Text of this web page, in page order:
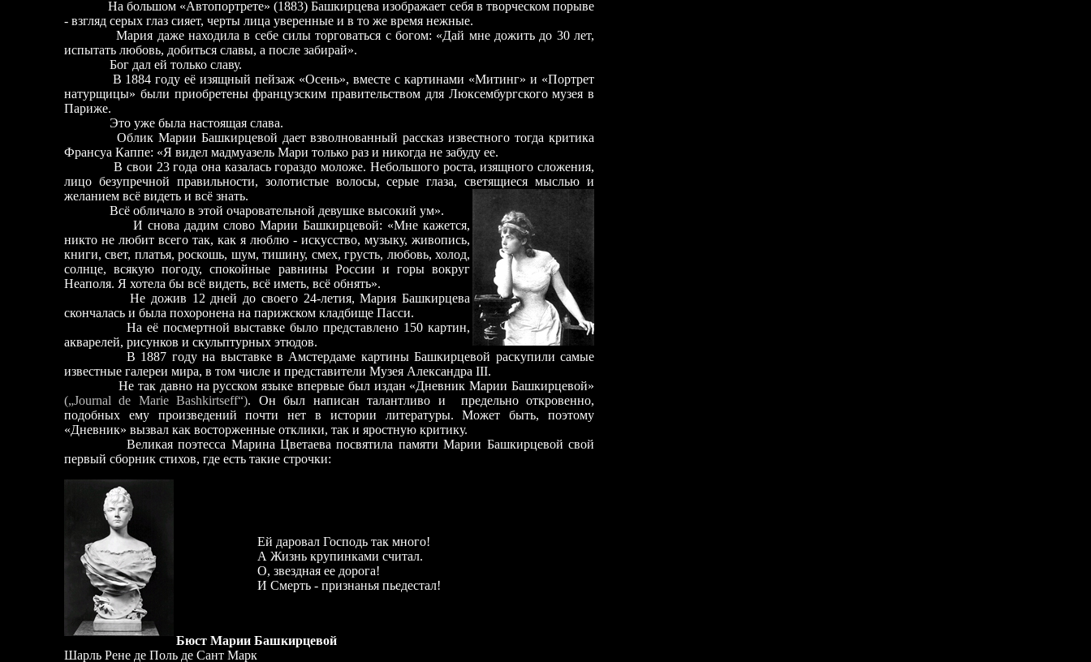
На большом «Автопортрете» (1883) Башкирцева изображает себя в творческом порыве
- взгляд серых глаз сияет, черты лица уверенные и в то же время нежные.
Мария даже находила в себе силы торговаться с богом: «Дай мне дожить до 30 лет,
испытать любовь, добиться славы, а после забирай».
Бог дал ей только славу.
В 1884 году её изящный пейзаж «Осень», вместе с картинами «Митинг» и «Портрет
натурщицы» были приобретены французским правительством для Люксембургского музея в
Париже.
Это уже была настоящая слава.
Облик Марии Башкирцевой дает взволнованный рассказ известного тогда критика
Франсуа Каппе: «Я видел мадмуазель Мари только раз и никогда не забуду ее.
В свои 23 года она казалась гораздо моложе. Небольшого роста, изящного сложения,
лицо безупречной правильности, золотистые волосы, серые глаза, светящиеся мыслью и
желанием всё видеть и всё знать.
Всё обличало в этой очаровательной девушке высокий ум».
И снова дадим слово Марии Башкирцевой: «Мне кажется,
никто не любит всего так, как я люблю - искусство, музыку, живопись,
книги, свет, платья, роскошь, шум, тишину, смех, грусть, любовь, холод,
солнце, всякую погоду, спокойные равнины России и горы вокруг
Неаполя. Я хотела бы всё видеть, всё иметь, всё обнять».
Не дожив 12 дней до своего 24-летия, Мария Башкирцева
скончалась и была похоронена на парижском кладбище Пасси.
На её посмертной выставке было представлено 150 картин,
акварелей, рисунков и скульптурных этюдов.
В 1887 году на выставке в Амстердаме картины Башкирцевой раскупили самые
известные галереи мира, в том числе и представители Музея Александра III.
Не так давно на русском языке впервые был издан «Дневник Марии Башкирцевой»
(„Journal de Marie Bashkirtseff“). Он был написан талантливо и предельно откровенно,
подобных ему произведений почти нет в истории литературы. Может быть, поэтому
«Дневник» вызвал как восторженные отклики, так и яростную критику.
Великая поэтесса Марина Цветаева посвятила памяти Марии Башкирцевой свой
первый сборник стихов, где есть такие строчки:
Ей даровал Господь так много!
А Жизнь крупинками считал.
О, звездная ее дорога!
И Смерть - признанья пьедестал!
Бюст Марии Башкирцевой
Шарль Рене де Поль де Сант Марк